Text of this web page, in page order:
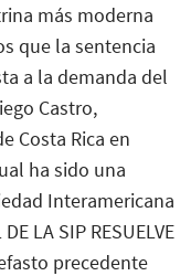
más moderna
que la sentencia
a la demanda del
Castro,
Costa Rica en
ha sido una
Interamericana
LA SIP RESUELVE
precedente